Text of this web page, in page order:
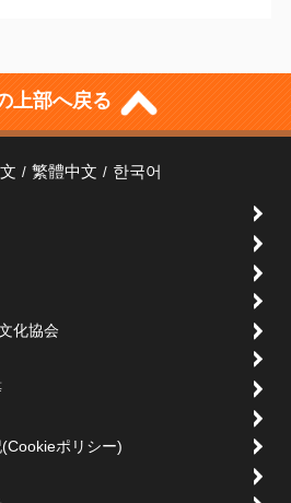
上部へ戻る
繁體中文 한국어
化協会
ポリシー)